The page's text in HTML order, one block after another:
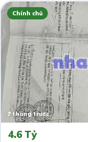
Chính chủ
7 tháng trước
4.6 Tỷ